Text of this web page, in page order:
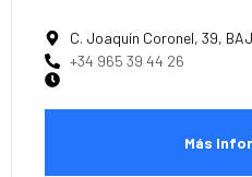
C. Joaquín Coronel, 39,
+34 965 39 44 26
Más